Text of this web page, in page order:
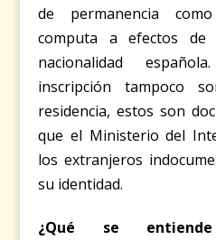
de permanencia
computa a efectos
nacionalidad
inscripción tampoco
residencia, estos son
que el Ministerio del
los extranjeros
su identidad.
¿Qué se